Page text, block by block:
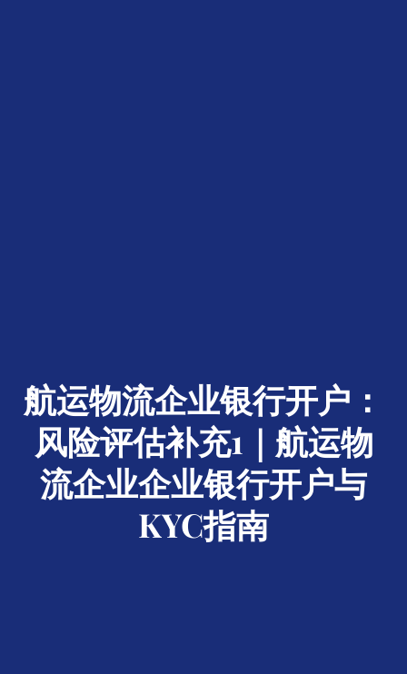
航运物流企业银行开户：
风险评估补充1｜航运物
流企业企业银行开户与
KYC指南